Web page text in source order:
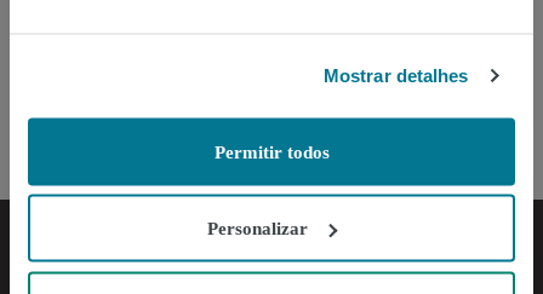
Mostrar detalhes
Permitir todos
Personalizar